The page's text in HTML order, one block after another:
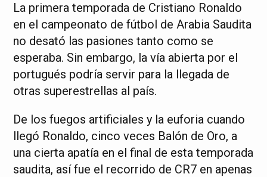
La primera temporada de Cristiano Ronaldo
en el campeonato de fútbol de Arabia Saudita
no desató las pasiones tanto como se
esperaba. Sin embargo, la vía abierta por el
portugués podría servir para la llegada de
otras superestrellas al país.
De los fuegos artificiales y la euforia cuando
llegó Ronaldo, cinco veces Balón de Oro, a
una cierta apatía en el final de esta temporada
saudita, así fue el recorrido de CR7 en apenas